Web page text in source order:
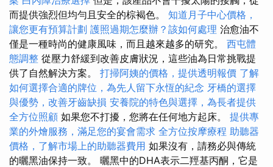
而提供強烈但均勻且安全的棕褐色。 知道月子中心價格，
讓您更有預算計劃 護照過期怎麼辦？該如何處理 治愈油不
僅是一種時尚的健康風味，而且越來越多的研究。 西屯體
態調整 從壓力舒緩到改善皮膚狀況，這些油為日常挑戰提
供了自然解決方案。 打掃阿姨的價格，提供透明報價 了解
如何選擇合適的牌位，為先人留下永恆的紀念 牙橋的選擇
與優勢，改善牙齒缺損 安養院的特色與選擇，為長者提供
全方位照顧 如果您不打擾，您將在任何地方起床。 提供專
業的外燴服務，滿足您的宴會需求 全方位按摩療程 助聽器
價格，了解市場上的助聽器費用 如果沒有，請務必與傳統
的曬黑油保持一致。 曬黑中的DHA表示二羥基丙酮，它是